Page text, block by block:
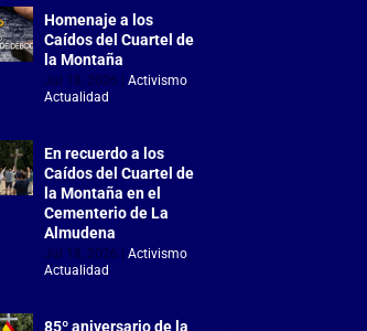
Homenaje a los
Caídos del Cuartel de
la Montaña
Jul 18, 2026 |Activismo,
Actualidad
En recuerdo a los
Caídos del Cuartel de
la Montaña en el
Cementerio de La
Almudena
Jul 18, 2026 |Activismo,
Actualidad
85º aniversario de la